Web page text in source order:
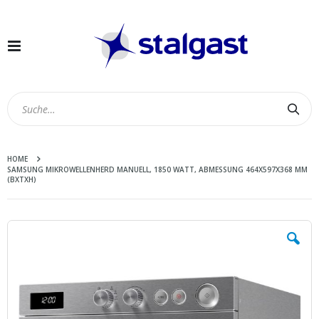
Navigation
HOME
SAMSUNG MIKROWELLENHERD MANUELL, 1850 WATT, ABMESSUNG 464X597X368 MM
(BXTXH)
Zum